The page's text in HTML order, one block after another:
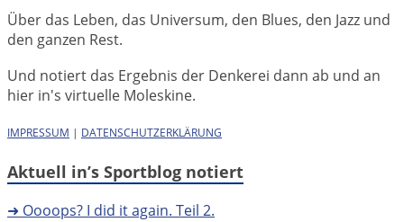
Über das Leben, das Universum, den Blues, den Jazz und
den ganzen Rest.
Und notiert das Ergebnis der Denkerei dann ab und an
hier in's virtuelle Moleskine.
IMPRESSUM | DATENSCHUTZERKLÄRUNG
Aktuell in’s Sportblog notiert
➜ Oooops? I did it again. Teil 2.